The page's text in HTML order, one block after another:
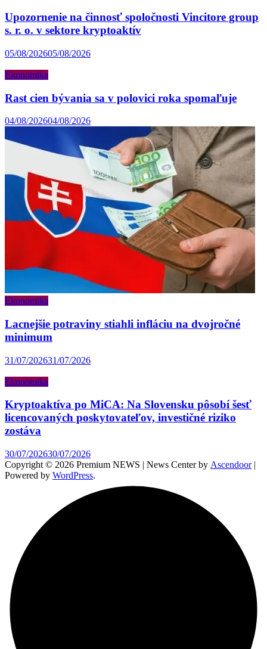
Upozornenie na činnosť spoločnosti Vincitore group
s. r. o. v sektore kryptoaktív
05/08/202605/08/2026
Ekonomika
Rast cien bývania sa v polovici roka spomaľuje
04/08/202604/08/2026
Ekonomika
Lacnejšie potraviny stiahli infláciu na dvojročné
minimum
31/07/202631/07/2026
Ekonomika
Kryptoaktíva po MiCA: Na Slovensku pôsobí šesť
licencovaných poskytovateľov, investičné riziko
zostáva
30/07/202630/07/2026
Copyright © 2026 Premium NEWS | News Center by Ascendoor|
Powered by WordPress.